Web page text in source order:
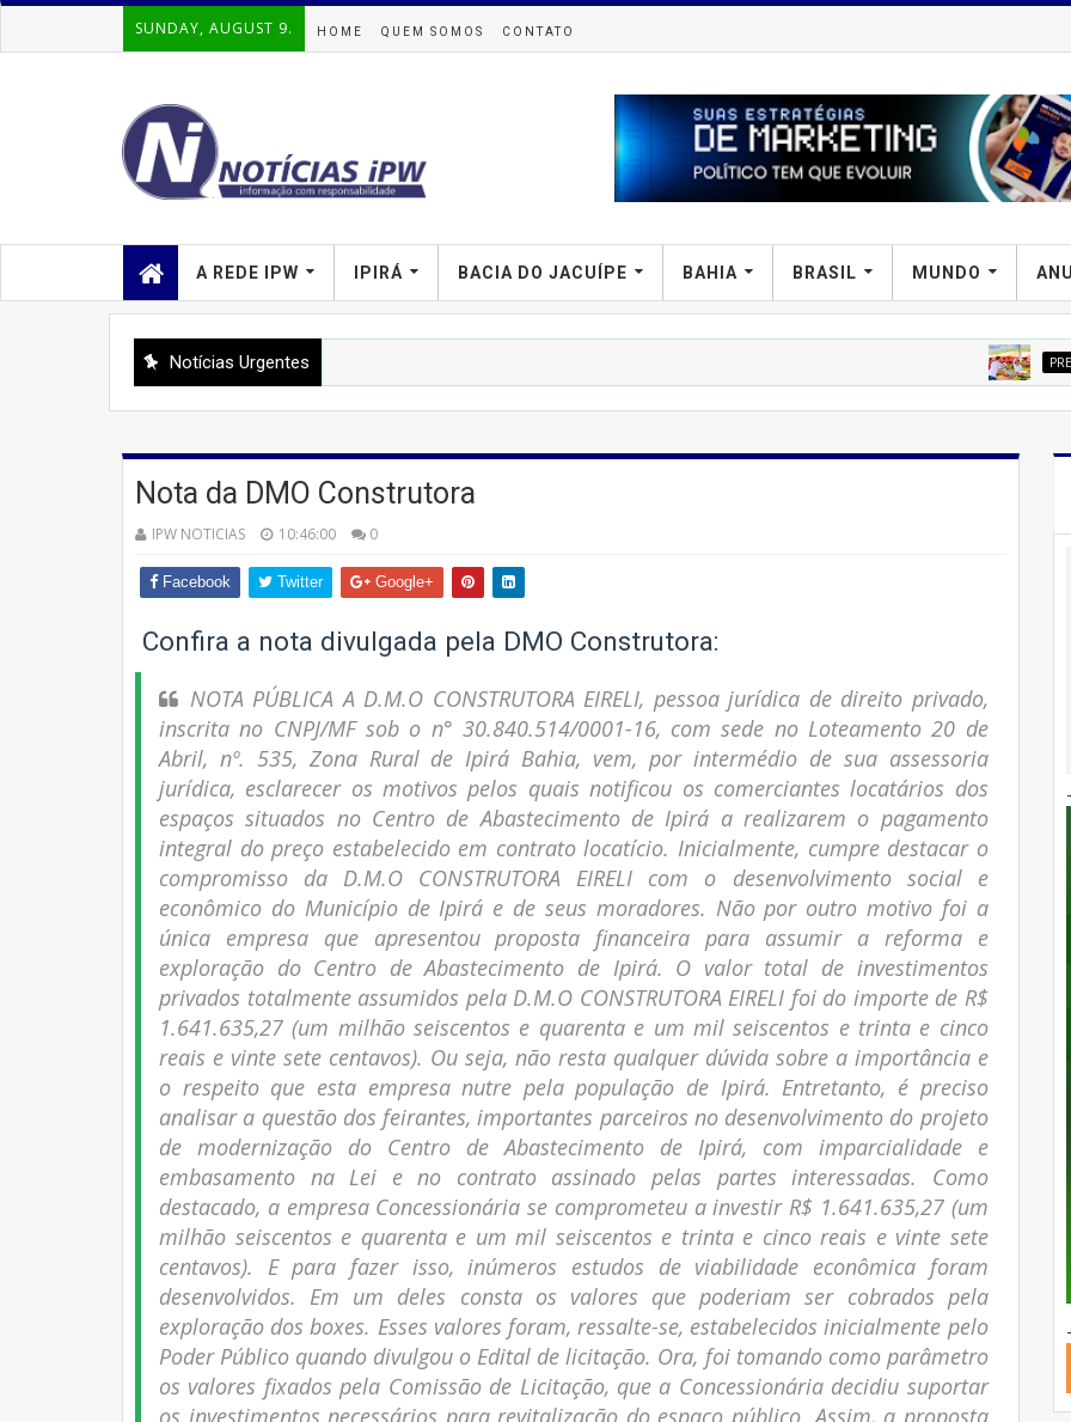
SUNDAY, AUGUST 9. HOME QUEM SOMOS CONTATO
A REDE IPW IPIRÁ BACIA DO JACUÍPE BAHIA BRASIL MUNDO
Notícias Urgentes PREFIPIRÁ
Nota da DMO Construtora
IPW NOTICIAS 10:46:00 0
Facebook Twitter Google+
Confira a nota divulgada pela DMO Construtora:
NOTA PÚBLICA A D.M.O CONSTRUTORA EIRELI, pessoa jurídica de direito privado,
inscrita no CNPJ/MF sob o n° 30.840.514/0001-16, com sede no Loteamento 20 de
Abril, nº. 535, Zona Rural de Ipirá Bahia, vem, por intermédio de sua assessoria
jurídica, esclarecer os motivos pelos quais notificou os comerciantes locatários dos
espaços situados no Centro de Abastecimento de Ipirá a realizarem o pagamento
integral do preço estabelecido em contrato locatício. Inicialmente, cumpre destacar o
compromisso da D.M.O CONSTRUTORA EIRELI com o desenvolvimento social e
econômico do Município de Ipirá e de seus moradores. Não por outro motivo foi a
única empresa que apresentou proposta financeira para assumir a reforma e
exploração do Centro de Abastecimento de Ipirá. O valor total de investimentos
privados totalmente assumidos pela D.M.O CONSTRUTORA EIRELI foi do importe de R$
1.641.635,27 (um milhão seiscentos e quarenta e um mil seiscentos e trinta e cinco
reais e vinte sete centavos). Ou seja, não resta qualquer dúvida sobre a importância e
o respeito que esta empresa nutre pela população de Ipirá. Entretanto, é preciso
analisar a questão dos feirantes, importantes parceiros no desenvolvimento do projeto
de modernização do Centro de Abastecimento de Ipirá, com imparcialidade e
embasamento na Lei e no contrato assinado pelas partes interessadas. Como
destacado, a empresa Concessionária se comprometeu a investir R$ 1.641.635,27 (um
milhão seiscentos e quarenta e um mil seiscentos e trinta e cinco reais e vinte sete
centavos). E para fazer isso, inúmeros estudos de viabilidade econômica foram
desenvolvidos. Em um deles consta os valores que poderiam ser cobrados pela
exploração dos boxes. Esses valores foram, ressalte-se, estabelecidos inicialmente pelo
Poder Público quando divulgou o Edital de licitação. Ora, foi tomando como parâmetro
os valores fixados pela Comissão de Licitação, que a Concessionária decidiu suportar
os investimentos necessários para revitalização do espaço público. Assim, a proposta